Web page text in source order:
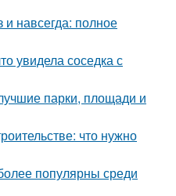
и навсегда: полное
увидела соседка с
парки, площади и
что нужно
популярны среди